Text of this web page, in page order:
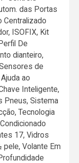
das Portas
Centralizado
ISOFIX, Kit
De
dianteiro,
de
ao
Inteligente,
Pneus, Sistema
Tecnologia
17, Vidros
Volante Em